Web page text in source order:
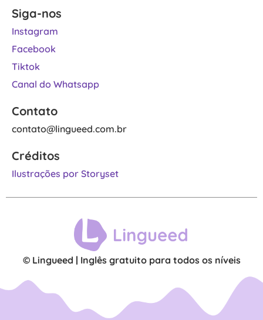
Siga-nos
Instagram
Facebook
Tiktok
Canal do Whatsapp
Contato
contato@lingueed.com.br
Créditos
Ilustrações por Storyset
© Lingueed | Inglês gratuito para todos os níveis